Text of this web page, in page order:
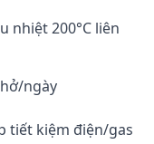
nhiệt 200°C liên
ngày
tiết kiệm điện/gas